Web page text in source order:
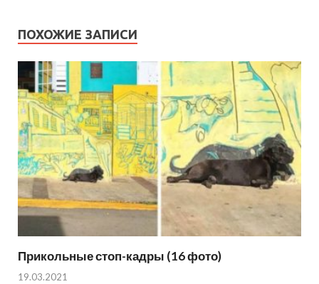
ПОХОЖИЕ ЗАПИСИ
Прикольные стоп-кадры (16 фото)
19.03.2021